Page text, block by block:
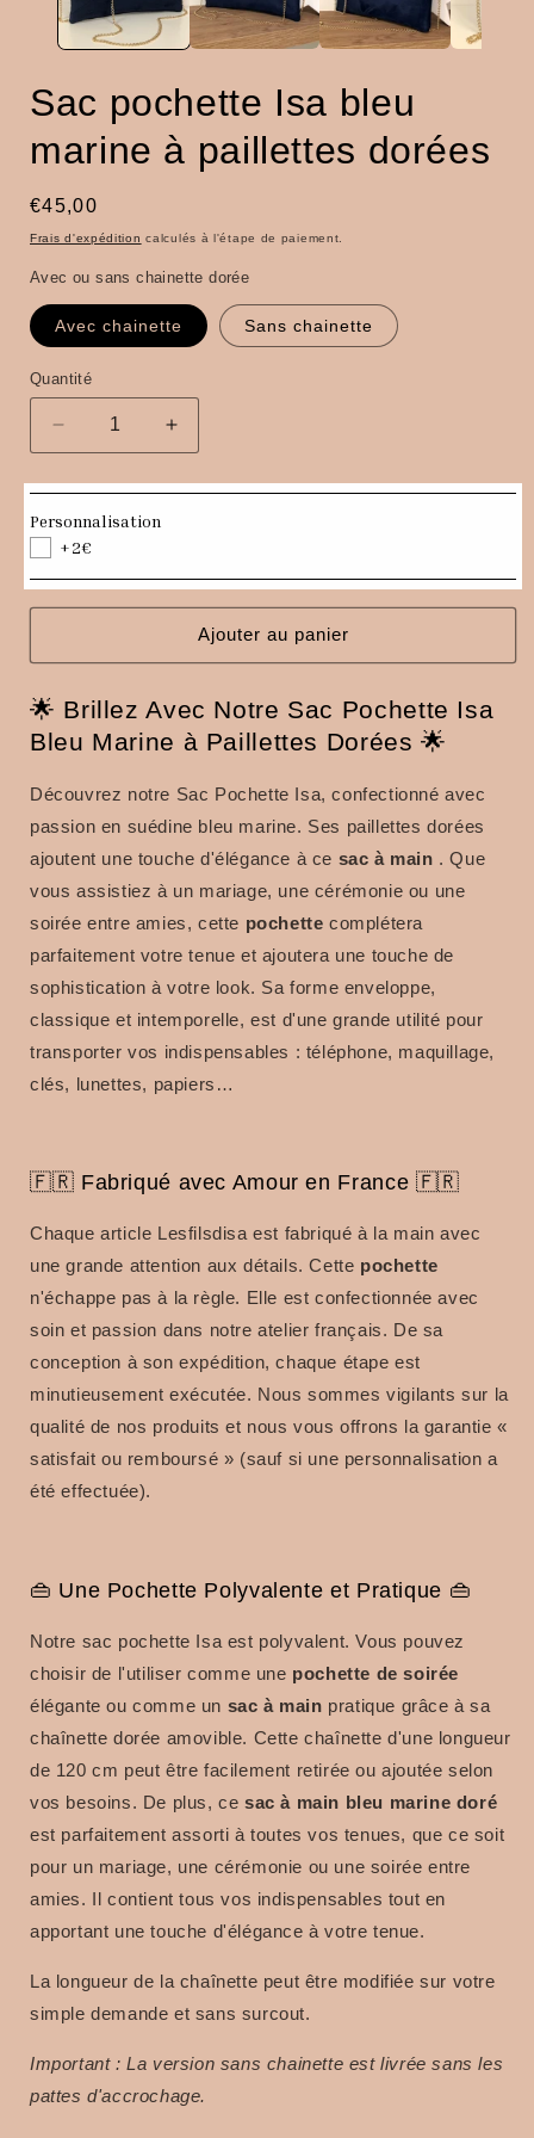
Sac pochette Isa bleu
marine à paillettes dorées
Prix
habituel
€45,00
Frais d'expédition calculés à l'étape de paiement.
Avec ou sans chainette dorée
Avec chainette Sans chainette
Quantité
Quantité
Réduire
la
quantité
Sac
pochette
Isa
bleu
à
dorées
Augmenter
la
quantité
Isa
bleu
marine
à
dorées
Personnalisation
+2€
Ajouter au panier
🌟 Brillez Avec Notre Sac Pochette Isa
Bleu Marine à Paillettes Dorées 🌟
Découvrez notre Sac Pochette Isa, confectionné avec
passion en suédine bleu marine. Ses paillettes dorées
ajoutent une touche d'élégance à ce sacà main . Que
vous assistiez à un mariage, une cérémonie ou une
soirée entre amies, cette pochette complétera
parfaitement votre tenue et ajoutera une touche de
sophistication à votre look. Sa forme enveloppe,
classique et intemporelle, est d'une grande utilité pour
transporter vos indispensables : téléphone, maquillage,
clés, lunettes, papiers…
🇫🇷 Fabriqué avec Amour en France 🇫🇷
Chaque article Lesfilsdisa est fabriqué à la main avec
une grande attention aux détails. Cette pochette
n'échappe pas à la règle. Elle est confectionnée avec
soin et passion dans notre atelier français. De sa
conception à son expédition, chaque étape est
minutieusement exécutée. Nous sommes vigilants sur la
qualité de nos produits et nous vous offrons la garantie «
satisfait ou remboursé » (sauf si une personnalisation a
été effectuée).
👜 Une Pochette Polyvalente et Pratique 👜
Notre sac pochette Isa est polyvalent. Vous pouvez
choisir de l'utiliser comme une pochette de soirée
élégante ou comme un sac à main pratique grâce à sa
chaînette dorée amovible. Cette chaînette d'une longueur
de 120 cm peut être facilement retirée ou ajoutée selon
vos besoins. De plus, cesac à main bleu marine doré
est parfaitement assorti à toutes vos tenues, que ce soit
pour un mariage, une cérémonie ou une soirée entre
amies. Il contient tous vos indispensables tout en
apportant une touche d'élégance à votre tenue.
La longueur de la chaînette peut être modifiée sur votre
simple demande et sans surcout.
Important : La version sans chainette est livrée sans les
pattes d'accrochage.